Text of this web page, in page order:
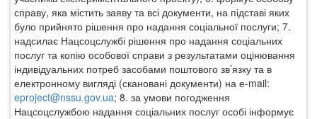
справу, яка містить заяву та всі документи, на підставі яких
було прийнято рішення про надання соціальної послуги; 7.
надсилає Нацсоцслужбі рішення про надання соціальних
послуг та копію особової справи з результатами оцінювання
індивідуальних потреб засобами поштового зв’язку та в
електронному вигляді (скановані документи) на е-mail:
eproject@nssu.gov.ua; 8. за умови погодження
Нацсоцслужбою надання соціальних послуг особі інформує